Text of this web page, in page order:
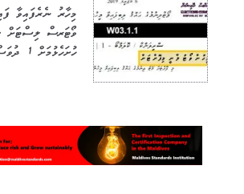
މިހާރު ނެރެފައިވާ
ވޯޓަރސް ލިސްޓަށް
ހުށަހެޅުމަށް 1 ދުވަސް